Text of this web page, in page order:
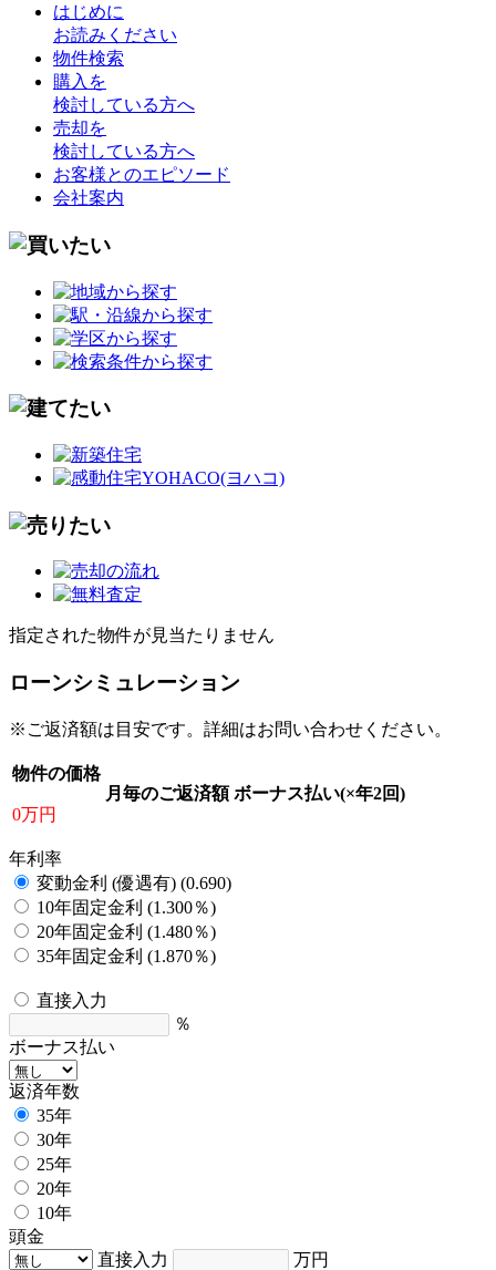
はじめに
お読みください
物件検索
購入を
検討している方へ
売却を
検討している方へ
お客様とのエピソード
会社案内
指定された物件が見当たりません
ローンシミュレーション
※ご返済額は目安です。詳細はお問い合わせください。
物件の価格
0万円
月毎のご返済額 ボーナス払い(×年2回)
年利率
変動金利 (優遇有) (0.690)
10年固定金利 (1.300％)
20年固定金利 (1.480％)
35年固定金利 (1.870％)
直接入力
％
ボーナス払い
返済年数
35年
30年
25年
20年
10年
頭金
直接入力
万円